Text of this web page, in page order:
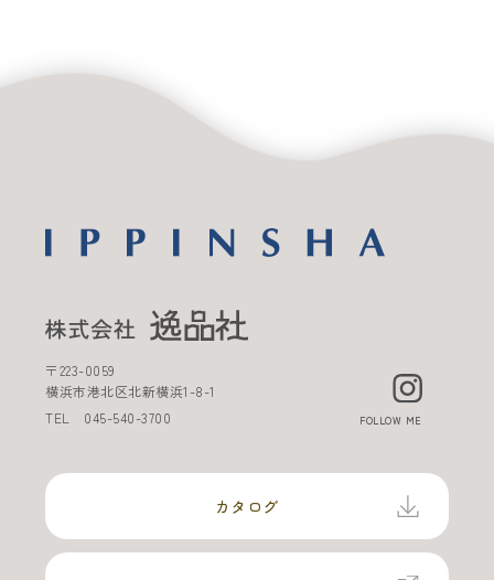
〒223-0059
横浜市港北区北新横浜1-8-1
TEL 045-540-3700 FOLLOW ME
カタログ